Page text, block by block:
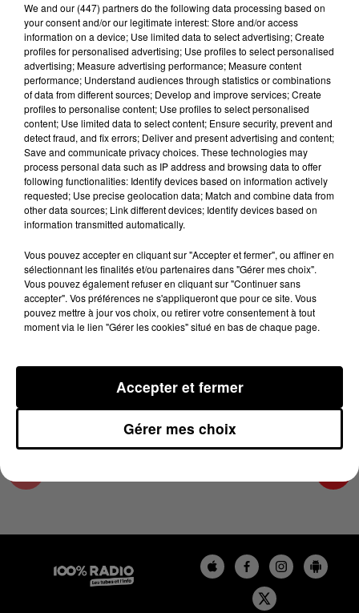
Lecture (2 min 34 sec)
100%
100% Radio les infos du Pays Catalan
5 décembre 2024 - 2 min 34 sec
LES INFOS DU PAYS CATALAN DU 05/12/2024
À 15H00
Podcasts infos du Pays Catalan
We and our (447) partnersdo the following data processing based on
your consent and/or our legitimate interest: Store and/or access
information on a device; Use limited data to select advertising; Create
profiles for personalised advertising; Use profiles to select personalised
advertising; Measure advertising performance; Measure content
performance; Understand audiences through statistics or combinations
of data from different sources; Develop and improve services; Create
profiles to personalise content; Use profiles to select personalised
content; Use limited data to select content; Ensure security, prevent and
detect fraud, and fix errors; Deliver and present advertising and content;
Save and communicate privacy choices. These technologies may
process personal data such as IP address and browsing data to offer
following functionalities: Identify devices based on information actively
requested; Use precise geolocation data; Match and combine data from
other data sources; Link different devices; Identify devices based on
information transmitted automatically.
Vous pouvez accepter en cliquant sur "Accepter et fermer", ou affiner en
sélectionnant les finalités et/ou partenaires dans "Gérer mes choix".
Vous pouvez également refuser en cliquant sur "Continuer sans
accepter". Vos préférences ne s'appliqueront que pour ce site. Vous
pouvez mettre à jour vos choix, ou retirer votre consentement à tout
moment via le lien "Gérer les cookies" situé en bas de chaque page.
Gérer mes choix
Accepter et fermer